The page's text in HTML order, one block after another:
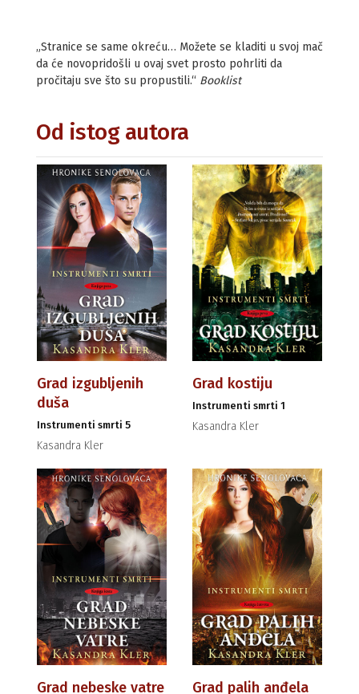
„Stranice se same okreću… Možete se kladiti u svoj mač
da će novopridošli u ovaj svet prosto pohrliti da
pročitaju sve što su propustili.“ Booklist
Od istog autora
Grad izgubljenih
duša
Instrumenti smrti 5
Kasandra Kler
Grad kostiju
Instrumenti smrti 1
Kasandra Kler
Grad nebeske vatre Grad palih anđela